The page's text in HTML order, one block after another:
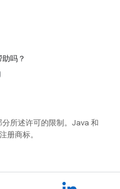
吗？
分所述许可的限制。Java 和
册商标。